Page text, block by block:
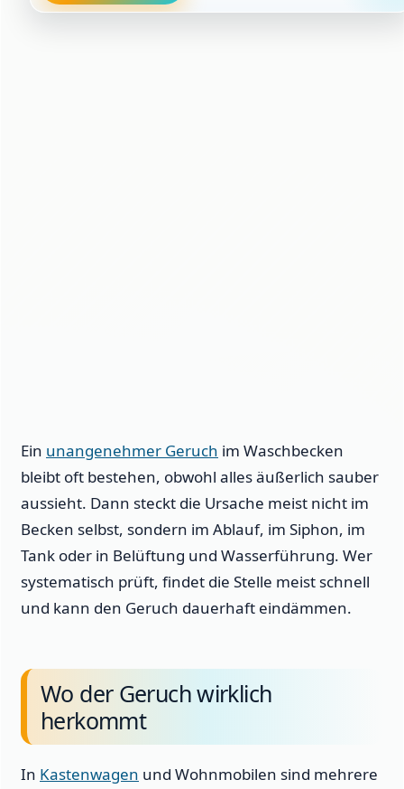
Ein unangenehmer Geruch im Waschbecken
bleibt oft bestehen, obwohl alles äußerlich sauber
aussieht. Dann steckt die Ursache meist nicht im
Becken selbst, sondern im Ablauf, im Siphon, im
Tank oder in Belüftung und Wasserführung. Wer
systematisch prüft, findet die Stelle meist schnell
und kann den Geruch dauerhaft eindämmen.
Wo der Geruch wirklich
herkommt
In Kastenwagen und Wohnmobilen sind mehrere